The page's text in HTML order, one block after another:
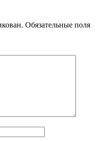
Обязательные поля